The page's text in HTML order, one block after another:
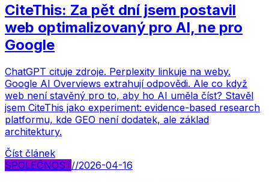
CiteThis: Za pět dní jsem postavil
web optimalizovaný pro AI, ne pro
Google
ChatGPT cituje zdroje. Perplexity linkuje na weby.
Google AI Overviews extrahují odpovědi. Ale co když
web není stavěný pro to, aby ho AI uměla číst? Stavěl
jsem CiteThis jako experiment: evidence-based research
platformu, kde GEO není dodatek, ale základ
architektury.
Číst článek
SPOLEČNOST//2026-04-16